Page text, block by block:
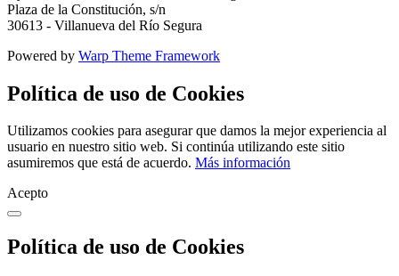
Plaza de la Constitución, s/n
30613 - Villanueva del Río Segura
Powered by Warp Theme Framework
Política de uso de Cookies
Utilizamos cookies para asegurar que damos la mejor experiencia al
usuario en nuestro sitio web. Si continúa utilizando este sitio
asumiremos que está de acuerdo. Más información
Acepto
Política de uso de Cookies